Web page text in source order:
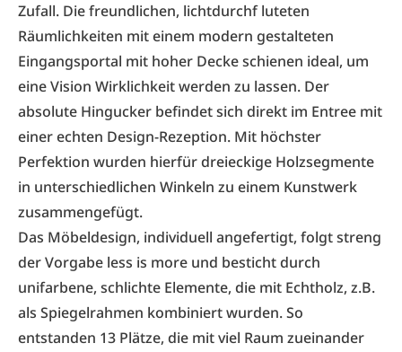
Zufall. Die freundlichen, lichtdurchf luteten
Räumlichkeiten mit einem modern gestalteten
Eingangsportal mit hoher Decke schienen ideal, um
eine Vision Wirklichkeit werden zu lassen. Der
absolute Hingucker befindet sich direkt im Entree mit
einer echten Design-Rezeption. Mit höchster
Perfektion wurden hierfür dreieckige Holzsegmente
in unterschiedlichen Winkeln zu einem Kunstwerk
zusammengefügt.
Das Möbeldesign, individuell angefertigt, folgt streng
der Vorgabe less is more und besticht durch
unifarbene, schlichte Elemente, die mit Echtholz, z.B.
als Spiegelrahmen kombiniert wurden. So
entstanden 13 Plätze, die mit viel Raum zueinander